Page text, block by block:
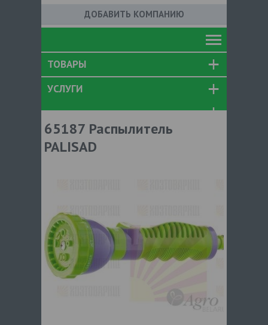
ДОБАВИТЬ КОМПАНИЮ
ТОВАРЫ
УСЛУГИ
65187 Распылитель
PALISAD